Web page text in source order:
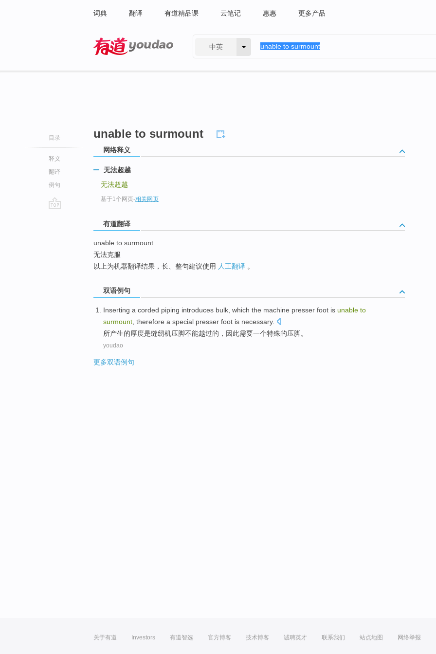
词典 翻译 有道精品课 云笔记 惠惠 更多产品
中英
目录
释义
翻译
例句
unable to surmount
网络释义
无法超越
无法超越
基于1个网页-相关网页
有道翻译
unable to surmount
无法克服
以上为机器翻译结果，长、整句建议使用 人工翻译 。
双语例句
Inserting a corded piping introduces bulk, which the machine presser foot is unable to
surmount therefore a special presser foot is necessary.
所产生的厚度是缝纫机压脚不能越过的， 因此需要一个特殊的压脚。
youdao
更多双语例句
关于有道 Investors 有道智选 官方博客 技术博客 诚聘英才 联系我们 站点地图 网络举报